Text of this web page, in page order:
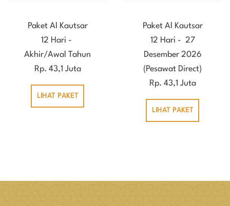
Paket Al Kautsar
12 Hari -
Akhir/Awal Tahun
Rp. 43,1 Juta
LIHAT PAKET
Paket Al Kautsar
12 Hari - 27
Desember 2026
(Pesawat Direct)
Rp. 43,1 Juta
LIHAT PAKET